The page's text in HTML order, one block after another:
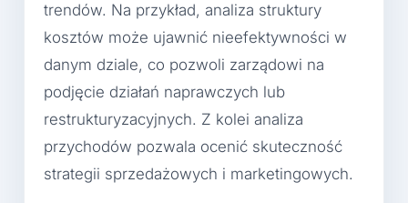
trendów. Na przykład, analiza struktury
kosztów może ujawnić nieefektywności w
danym dziale, co pozwoli zarządowi na
podjęcie działań naprawczych lub
restrukturyzacyjnych. Z kolei analiza
przychodów pozwala ocenić skuteczność
strategii sprzedażowych i marketingowych.